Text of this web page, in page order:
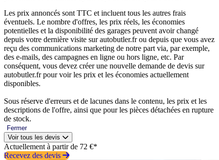
Les prix annoncés sont TTC et incluent tous les autres frais
éventuels. Le nombre d'offres, les prix réels, les économies
potentielles et la disponibilité des garages peuvent avoir changé
depuis votre dernière visite sur autobutler.fr ou depuis que vous avez
reçu des communications marketing de notre part via, par exemple,
des e-mails, des campagnes en ligne ou hors ligne, etc. Par
conséquent, vous devez créer une nouvelle demande de devis sur
autobutler.fr pour voir les prix et les économies actuellement
disponibles.
Sous réserve d'erreurs et de lacunes dans le contenu, les prix et les
descriptions de l'offre, ainsi que pour les pièces détachées en rupture
de stock.
Fermer
Voir tous les devis
Actuellement à partir de 72 €*
Recevez des devis